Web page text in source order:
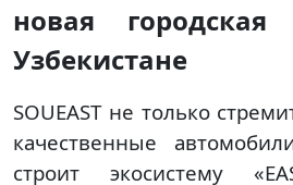
новая
Узбекистане
SOUEAST не только
качественные
строит экосистему